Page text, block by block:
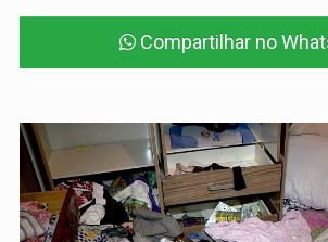
Compartilhar no